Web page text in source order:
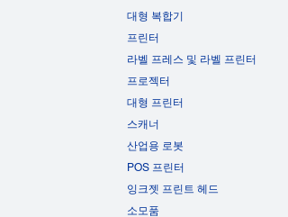
대형 복합기
프린터
라벨 프레스 및 라벨 프린터
프로젝터
대형 프린터
스캐너
산업용 로봇
POS 프린터
잉크젯 프린트 헤드
소모품